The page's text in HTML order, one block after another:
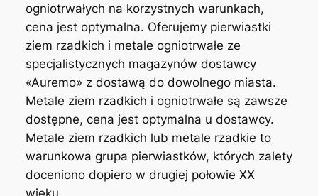
ogniotrwałych na korzystnych warunkach,
cena jest optymalna. Oferujemy pierwiastki
ziem rzadkich i metale ogniotrwałe ze
specjalistycznych magazynów dostawcy
«Auremo» z dostawą do dowolnego miasta.
Metale ziem rzadkich i ogniotrwałe są zawsze
dostępne, cena jest optymalna u dostawcy.
Metale ziem rzadkich lub metale rzadkie to
warunkowa grupa pierwiastków, których zalety
doceniono dopiero w drugiej połowie XX
wieku.